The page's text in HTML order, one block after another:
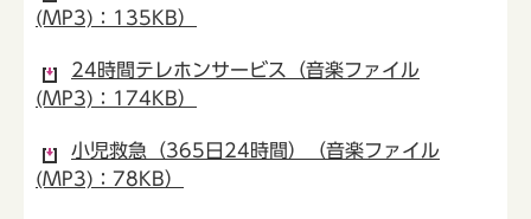
(MP3)：135KB）
24時間テレホンサービス（音楽ファイル
(MP3)：174KB）
小児救急（365日24時間）（音楽ファイル
(MP3)：78KB）